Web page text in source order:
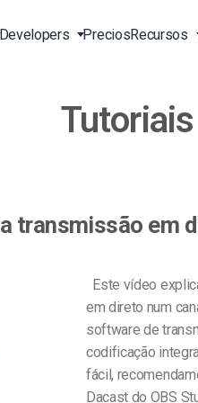
Ligação Transmissão
Leitor de Vídeo HTML5
Galeria de Vídeos da
CDN Live Streaming
Vídeo para as Empresas
Vídeo para Vendas
E-
Agências Criativas
Streaming ao Vivo
Músicos
Estações de TV e
Ferramentas de
Stream de Pay-Per-
PreciosRecursos
Apoio 24/7 EN
Carreiras EN
Parceiros EN
Contacto
transmissão em
Este vídeo
em direto num
software de
codificação
fácil,
Dacast do OBS